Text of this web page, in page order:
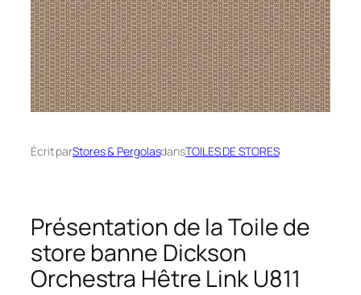
Écrit parStores & PergolasdansTOILES DE STORES
Présentation de la Toile de
store banne Dickson
Orchestra Hêtre Link U811